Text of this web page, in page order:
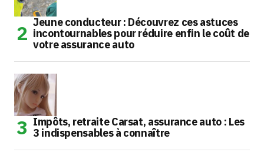
Jeune conducteur : Découvrez ces astuces
incontournables pour réduire enfin le coût de
votre assurance auto
Impôts, retraite Carsat, assurance auto : Les
3 indispensables à connaître